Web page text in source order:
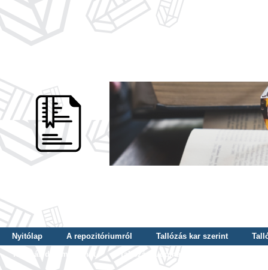
Nyitólap A repozitóriumról Tallózás kar szerint
Tallózás dátum szerint
Tallózás tudományterület szerint